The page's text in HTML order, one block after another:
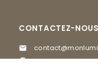
CONTACTEZ-NOUS


05 37 67 02 62